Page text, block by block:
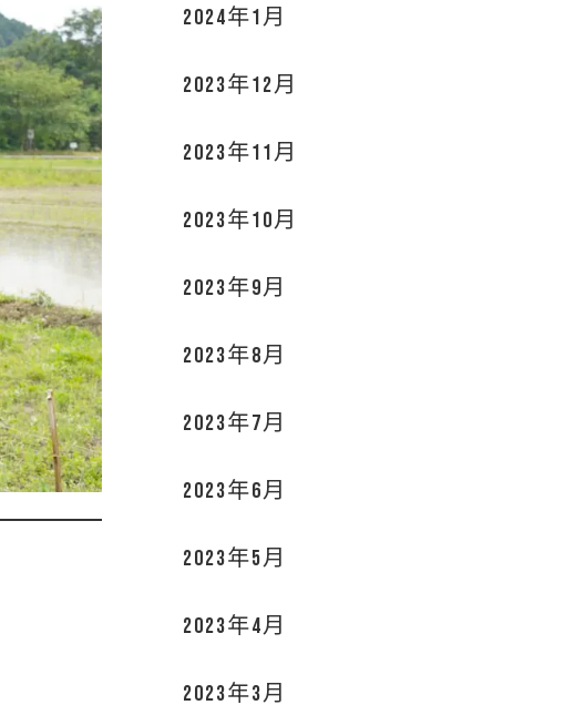
2024年1月
2023年12月
2023年11月
2023年10月
2023年9月
2023年8月
2023年7月
2023年6月
2023年5月
2023年4月
2023年3月